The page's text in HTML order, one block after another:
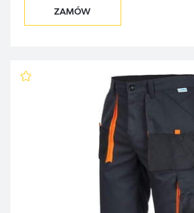
ZAMÓW